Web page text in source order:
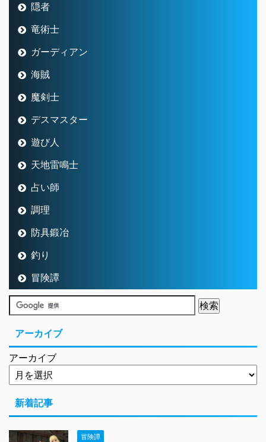
隠者
竜術士
ガーディアン
海賊
魔剣士
デスマスター
遊び人
天地雷鳴士
占い師
調理
防具鍛冶
釣り
冒険譚
アーカイブ
アーカイブ
新着記事
冒険譚